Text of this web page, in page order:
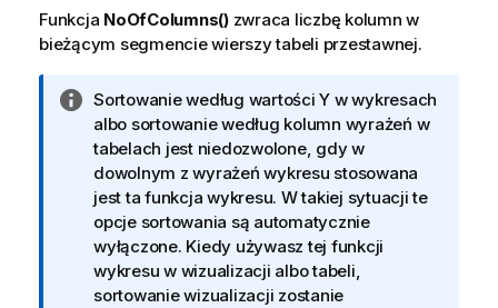
Funkcja NoOfColumns()zwraca liczbę kolumn w
bieżącym segmencie wierszy tabeli przestawnej.
I
n
f
o
r
m
a
c
j
Sortowanie według wartości Y w wykresach
albo sortowanie według kolumn wyrażeń w
tabelach jest niedozwolone, gdy w
dowolnym z wyrażeń wykresu stosowana
jest ta funkcja wykresu. W takiej sytuacji te
opcje sortowania są automatycznie
wyłączone. Kiedy używasz tej funkcji
wykresu w wizualizacji albo tabeli,
sortowanie wizualizacji zostanie